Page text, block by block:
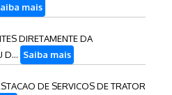
mais
DIRETAMENTE DA
D... Saiba mais
DE SERVICOS DE TRATOR